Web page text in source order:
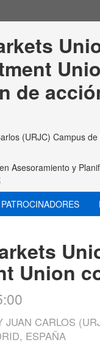
de
(URJC) Campus
Asesoramiento y
PATROCINADORES
Union
JUAN CARLOS
ESPAÑA